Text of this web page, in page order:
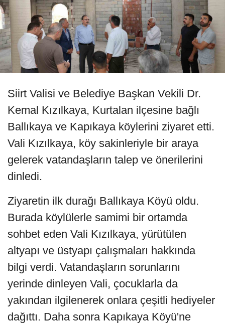
Siirt Valisi ve Belediye Başkan Vekili Dr.
Kemal Kızılkaya, Kurtalan ilçesine bağlı
Ballıkaya ve Kapıkaya köylerini ziyaret etti.
Vali Kızılkaya, köy sakinleriyle bir araya
gelerek vatandaşların talep ve önerilerini
dinledi.
Ziyaretin ilk durağı Ballıkaya Köyü oldu.
Burada köylülerle samimi bir ortamda
sohbet eden Vali Kızılkaya, yürütülen
altyapı ve üstyapı çalışmaları hakkında
bilgi verdi. Vatandaşların sorunlarını
yerinde dinleyen Vali, çocuklarla da
yakından ilgilenerek onlara çeşitli hediyeler
dağıttı. Daha sonra Kapıkaya Köyü'ne